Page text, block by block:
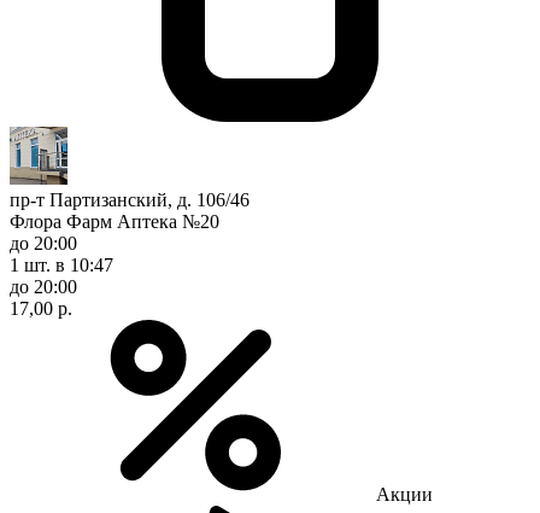
пр-т Партизанский, д. 106/46
Флора Фарм Аптека №20
до 20:00
1 шт. в 10:47
до 20:00
17,00 р.
Акции